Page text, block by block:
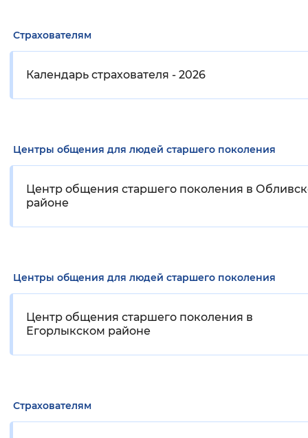
Страхователям
Календарь страхователя - 2026
Центры общения для людей старшего поколения
Центр общения старшего поколения в
районе
Центры общения для людей старшего поколения
Центр общения старшего поколения в
Егорлыкском районе
Страхователям